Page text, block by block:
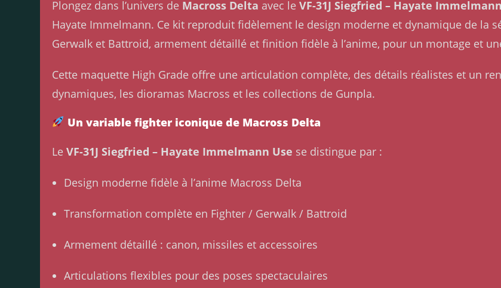
Plongez dans l’univers de Macross Delta avec leVF-31J Siegfried – Hayate
Hayate Immelmann. Ce kit reproduit fidèlement le design moderne et dynamique de la
Gerwalk et Battroid, armement détaillé et finition fidèle à l’anime, pour un montage et
Cette maquette High Grade offre une articulation complète, des détails réalistes et un
dynamiques, les dioramas Macross et les collections de Gunpla.
Un variable fighter iconique de Macross Delta
LeVF-31J Siegfried – Hayate Immelmann Use se distingue par :
Design moderne fidèle à l’anime Macross Delta
Transformation complète en Fighter / Gerwalk / Battroid
Armement détaillé : canon, missiles et accessoires
Articulations flexibles pour des poses spectaculaires